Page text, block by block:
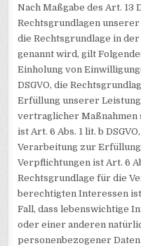
Nach Maßgabe des Art. 13
Rechtsgrundlagen
die Rechtsgrundlage in
genannt wird, gilt
Einholung von
DSGVO, die
Erfüllung unserer
vertraglicher Maßnahmen
ist Art. 6 Abs. 1 lit. b
Verarbeitung zur
Verpflichtungen ist Art. 6
Rechtsgrundlage für die
berechtigten Interessen ist
Fall, dass lebenswichtige
oder einer anderen
personenbezogener